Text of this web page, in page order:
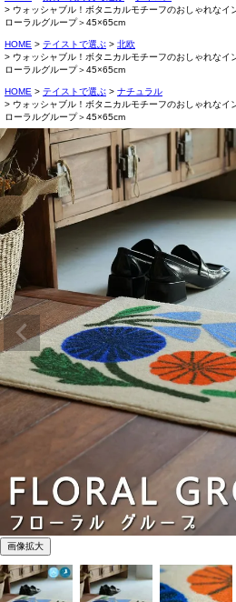
ウォッシャブル！ボタニカルモチーフのおしゃれな
ローラルグループ＞45×65cm
HOME テイストで選ぶ
北欧
ウォッシャブル！ボタニカルモチーフのおしゃれな
ローラルグループ＞45×65cm
HOME テイストで選ぶ
ナチュラル
ウォッシャブル！ボタニカルモチーフのおしゃれな
ローラルグループ＞45×65cm
画像拡大